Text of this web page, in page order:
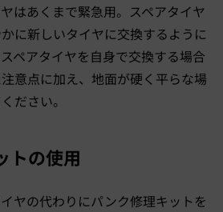
はあくまで緊急用。スペアタイヤ
に新しいタイヤに交換するように
ペアタイヤを自身で交換する場合
意点に加え、地面が硬く平らな場
ださい。
トの使用
ヤの代わりにパンク修理キットを